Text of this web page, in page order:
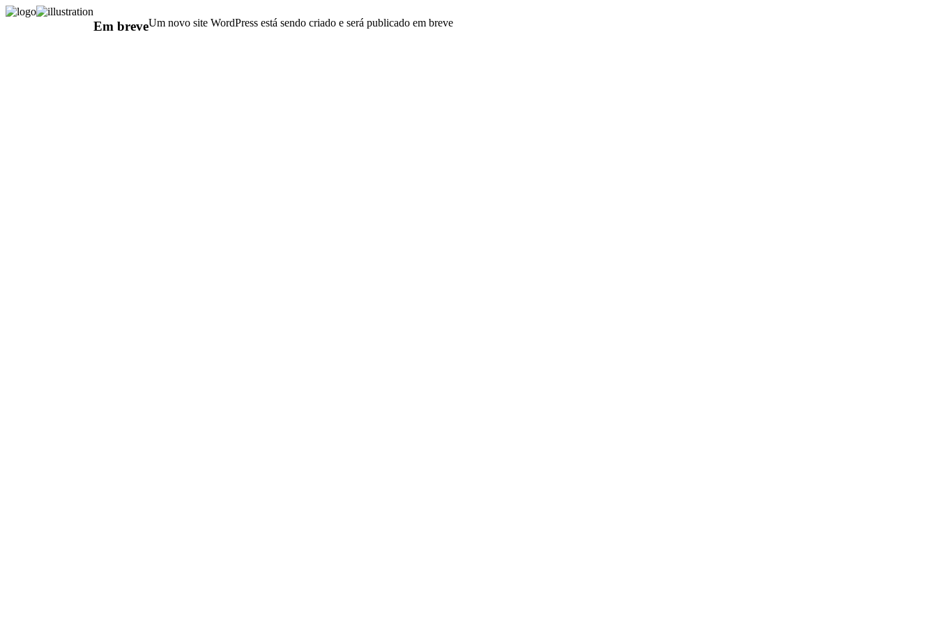
Em breveUm novo site WordPress está sendo criado e será publicado em breve